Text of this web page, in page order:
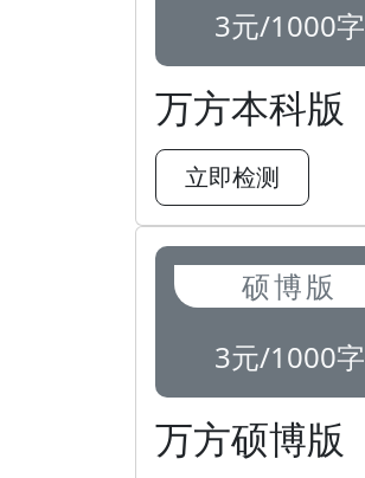
3元/1000字
万方本科版
立即检测
硕博版
3元/1000字
万方硕博版